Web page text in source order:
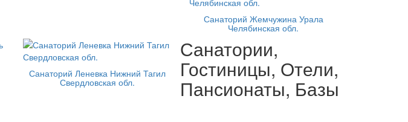
Санаторий Жемчужина Урала
Челябинская обл.
Санаторий Леневка Нижний Тагил
Свердловская обл.
Санатории,
Гостиницы, Отели,
Пансионаты, Базы